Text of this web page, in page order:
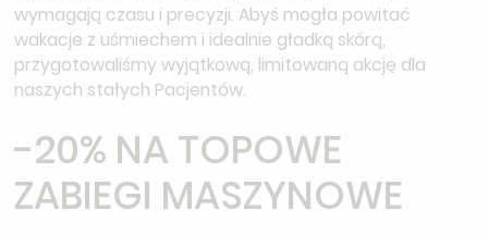
wymagają czasu i precyzji. Abyś mogła powitać
wakacje z uśmiechem i idealnie gładką skórą,
przygotowaliśmy wyjątkową, limitowaną akcję dla
naszych stałych Pacjentów.
-20% NA TOPOWE
ZABIEGI MASZYNOWE